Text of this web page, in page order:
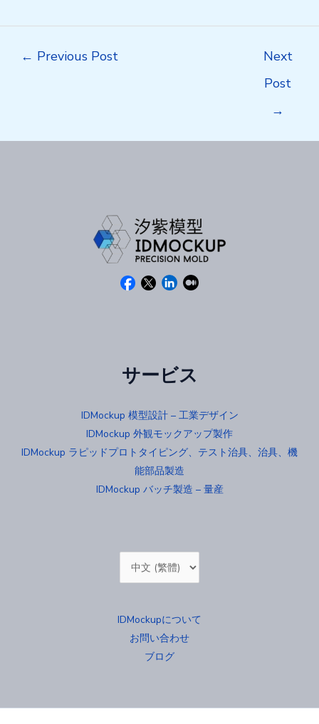
← Previous Post
Next
Post
→
サービス
IDMockup 模型設計 – 工業デザイン
IDMockup 外観モックアップ製作
IDMockup ラピッドプロトタイピング、テスト治具、治具、機
能部品製造
IDMockup バッチ製造 – 量産
Choose
a
IDMockupについて
お問い合わせ
ブログ